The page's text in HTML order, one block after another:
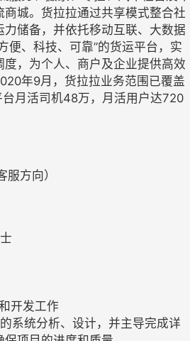
城。货拉拉通过共享模式整合社
储备，并依托移动互联、大数据
便、科技、可靠”的货运平台，实
，为个人、商户及企业提供高效
年9月，货拉拉业务范围已覆盖
月活司机48万，月活用户达720
方向）
开发工作
系统分析、设计，并主导完成详